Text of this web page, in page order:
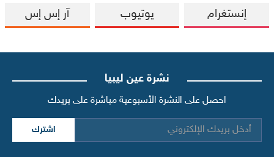
إنستغرام يوتيوب آر إس إس
نشرة عين ليبيا
احصل على النشرة الأسبوعية مباشرة على بريدك
اشترك